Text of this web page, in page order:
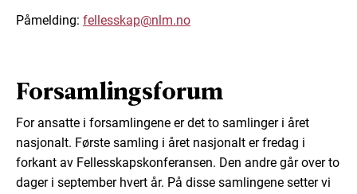
Påmelding: fellesskap@nlm.no
Forsamlingsforum
For ansatte i forsamlingene er det to samlinger i året
nasjonalt. Første samling i året nasjonalt er fredag i
forkant av Fellesskapskonferansen. Den andre går over to
dager i september hvert år. På disse samlingene setter vi